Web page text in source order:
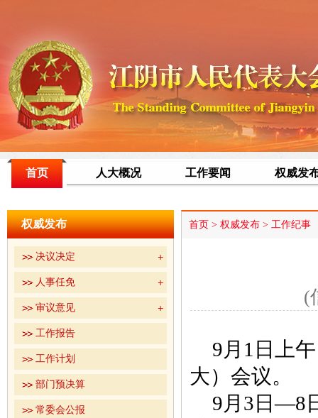
首页 人大概况 工作要闻 权威发
权威发布
决议决定
人事任免
审议意见
工作报告
工作计划
部门预决算
常委会公报
首页 > 权威发布 > 工作纪事
(
9月1日上
大）会议。
9月3日—8